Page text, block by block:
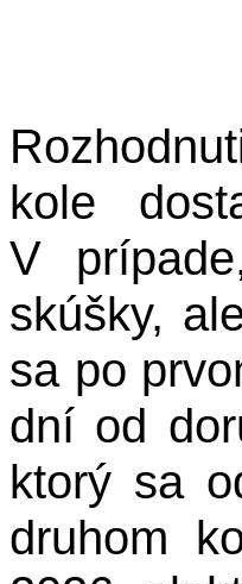
kole
V
skúšky,
sa po
dní od
ktorý sa
druhom